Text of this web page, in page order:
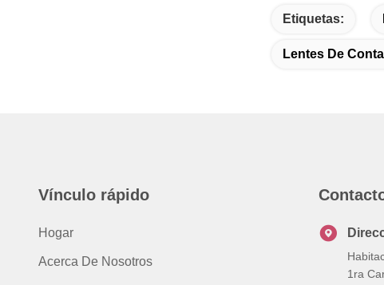
Etiquetas:
Lentes De
Vínculo rápido
Hogar
Acerca De Nosotros
1ra